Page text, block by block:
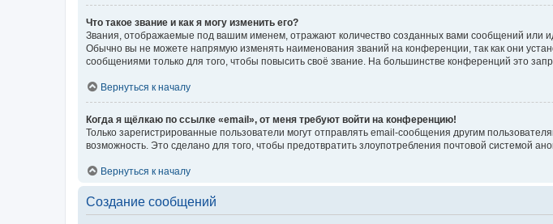
Что такое звание и как я могу изменить его?
Звания, отображаемые под вашим именем, отражают количество созданных вами сообщений или
Обычно вы не можете напрямую изменять наименования званий на конференции, так как они
сообщениями только для того, чтобы повысить своё звание. На большинстве конференций это
Вернуться к началу
Когда я щёлкаю по ссылке «email», от меня требуют войти на конференцию!
Только зарегистрированные пользователи могут отправлять email-сообщения другим
возможность. Это сделано для того, чтобы предотвратить злоупотребления почтовой системой
Вернуться к началу
Создание сообщений